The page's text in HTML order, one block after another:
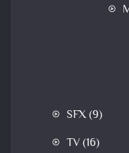
SFX(9)
TV(16)